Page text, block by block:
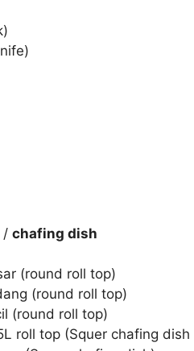
/ chafing dish
(round roll top)
(round roll top)
(round roll top)
roll top (Squer chafing dish